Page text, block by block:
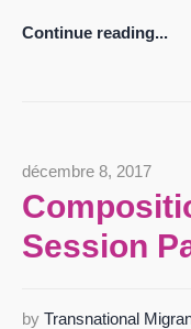
Continue reading...
décembre 8, 2017
Session
by Transnational